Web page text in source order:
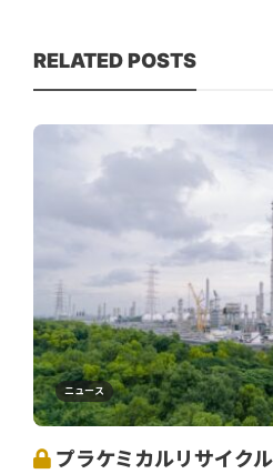
RELATED POSTS
ニュース
プラケミカルリサイク